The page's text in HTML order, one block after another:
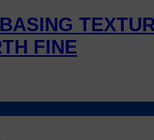
FINE